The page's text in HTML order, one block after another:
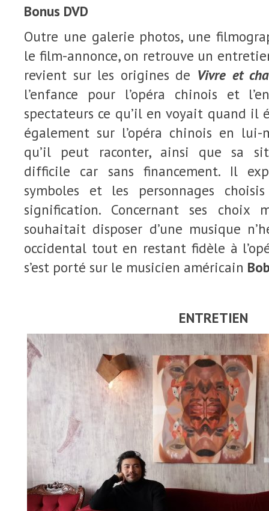
Bonus DVD
Outre une galerie photos, une
le film-annonce, on retrouve un
revient sur les origines de Vivre et
l’enfance pour l’opéra chinois et
spectateurs ce qu’il en voyait quand il
également sur l’opéra chinois en
qu’il peut raconter, ainsi que sa
difficile car sans financement. Il
symboles et les personnages
signification. Concernant ses choix
souhaitait disposer d’une musique
occidental tout en restant fidèle à
s’est porté sur le musicien américain
ENTRETIEN